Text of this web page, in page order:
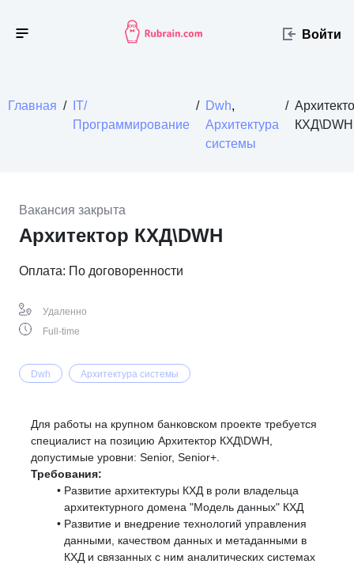
Войти
Главная /
IT/
Программирование
/ Dwh,
Архитектура
системы
/
КХД\DWH
Архитектор КХД\DWH
Вакансия закрыта
Оплата: По договоренности
Удаленно
Full-time
Dwh Архитектура системы
Для работы на крупном банковском проекте требуется
специалист на позицию Архитектор КХД\DWH,
допустимые уровни: Senior, Senior+.
Требования:
Развитие архитектуры КХД в роли владельца
архитектурного домена "Модель данных" КХД
Развитие и внедрение технологий управления
данными, качеством данных и метаданными в
КХД и связанных с ним аналитических системах